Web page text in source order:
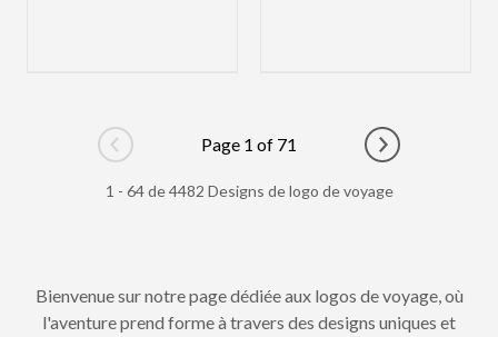
Go to previous page
Page 1 of 71
Go to next
1 - 64 de 4482 Designs de logo de voyage
Bienvenue sur notre page dédiée aux logos de voyage, où
l'aventure prend forme à travers des designs uniques et